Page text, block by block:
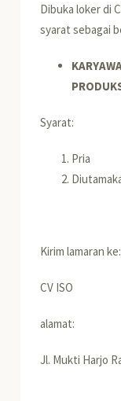
Dibuka loker di
syarat sebagai
Syarat:
Pria
Kirim lamaran ke:
CV ISO
alamat:
Jl. Mukti Harjo